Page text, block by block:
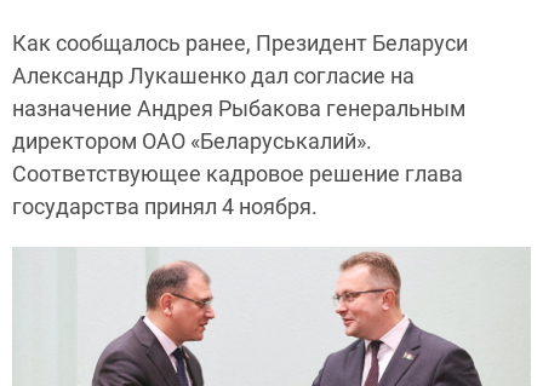
Как сообщалось ранее, Президент Беларуси
Александр Лукашенко дал согласие на
назначение Андрея Рыбакова генеральным
директором ОАО «Беларуськалий».
Соответствующее кадровое решение глава
государства принял 4 ноября.